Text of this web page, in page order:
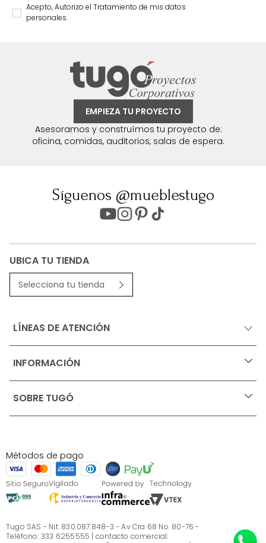
Acepto, Autorizo el Tratamiento de mis datos
personales.
EMPIEZA TU PROYECTO
Asesoramos y construímos tu proyecto de:
oficina, comidas, auditorios, salas de espera.
Síguenos @mueblestugo
UBICA TU TIENDA
Selecciona tu tienda
LÍNEAS DE ATENCIÓN
INFORMACIÓN +
Ofertas vigentes
Términos, condiciones y restricciones para productos
S.A.S
Términos, condiciones y restricciones Tugó S.A.S
Instructivo cuidado de muebles
Sé parte de Tugó
¿Quiénes somos?
Servicio al cliente
SOBRE TUGÓ +
¿Quieres vender en Tugó?
Métodos de pago
Tugo SAS - Nit. 830.087.848-3 - Av Cra 68 No. 80-76 -
Teléfono: 333 6255555 | contacto comercial: